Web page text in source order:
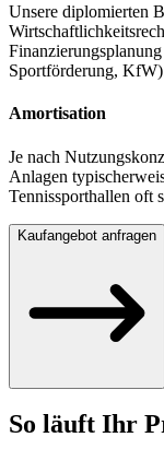
Unsere diplomierten
Sportförderung,
Amortisation
Je nach
Anlagen
Tennissporthallen oft
Kaufangebot anfragen
So läuft Ihr